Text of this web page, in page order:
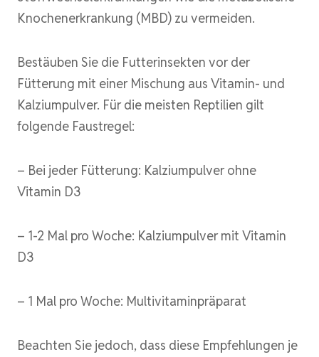
Knochenerkrankung (MBD) zu vermeiden.
Bestäuben Sie die Futterinsekten vor der
Fütterung mit einer Mischung aus Vitamin- und
Kalziumpulver. Für die meisten Reptilien gilt
folgende Faustregel:
– Bei jeder Fütterung: Kalziumpulver ohne
Vitamin D3
– 1-2 Mal pro Woche: Kalziumpulver mit Vitamin
D3
– 1 Mal pro Woche: Multivitaminpräparat
Beachten Sie jedoch, dass diese Empfehlungen je